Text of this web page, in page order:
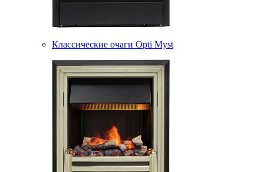
Классические очаги Opti Myst